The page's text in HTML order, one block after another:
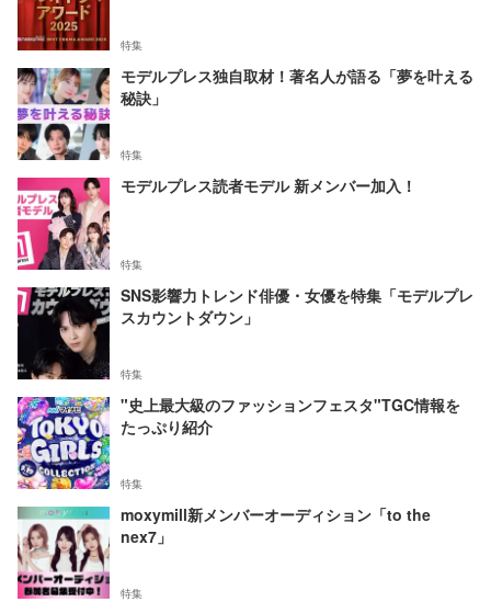
特集
モデルプレス独自取材！著名人が語る「夢を叶える
秘訣」
特集
モデルプレス読者モデル 新メンバー加入！
特集
SNS影響力トレンド俳優・女優を特集「モデルプレ
スカウントダウン」
特集
"史上最大級のファッションフェスタ"TGC情報を
たっぷり紹介
特集
moxymill新メンバーオーディション「to the
nex7」
特集